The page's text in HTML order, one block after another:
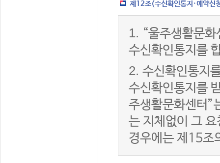
제12조(수신확인통지·예약신
1. “울주생활문
수신확인통지를
2. 수신확인통지
수신확인통지를
주생활문화센터”
는 지체없이 그
경우에는 제15조